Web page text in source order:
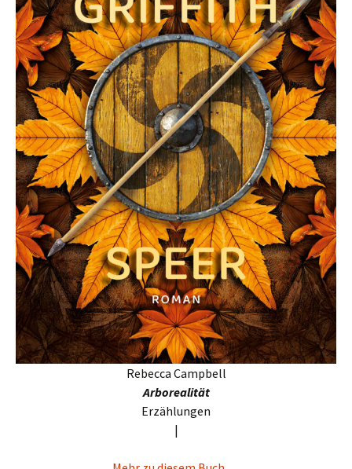
Rebecca Campbell
Arborealität
Erzählungen
|